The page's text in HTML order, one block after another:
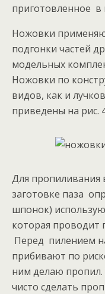
приготовленное в
Ножовки
подгонки частей
модельных
Ножовки по
видов, как и
приведены на рис.
Для пропиливания
заготовке паза
шпонок)
которая проводит
Перед пилением
прибивают по
ним делаю пропил.
чисто сделать